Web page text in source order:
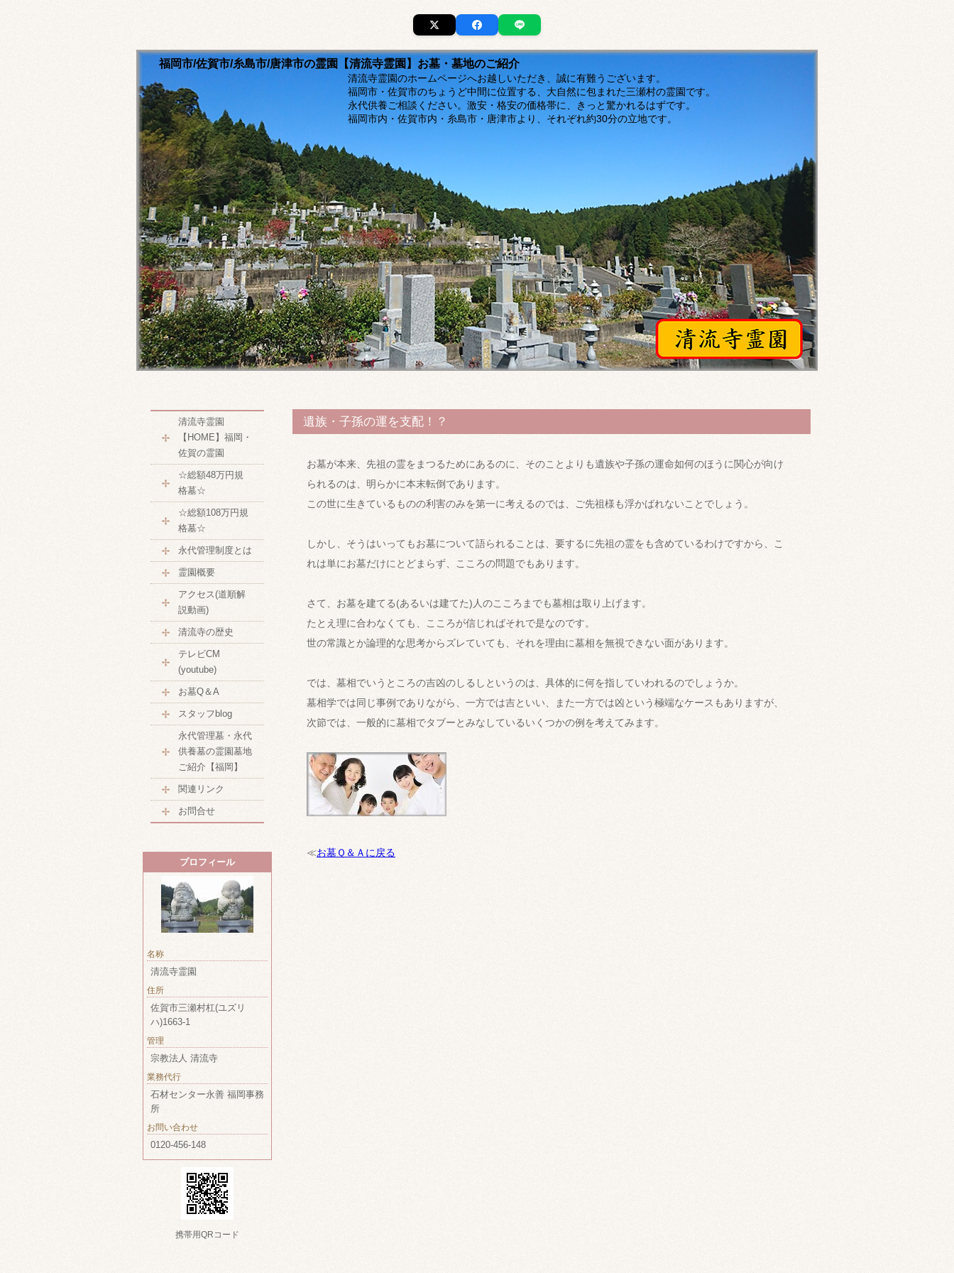
福岡市/佐賀市/糸島市/唐津市の霊園【清流寺霊園】お墓・墓地のご紹介
清流寺霊園のホームページへお越しいただき、誠に有難うございます。
福岡市・佐賀市のちょうど中間に位置する、大自然に包まれた三瀬村の霊園です。
永代供養ご相談ください。激安・格安の価格帯に、きっと驚かれるはずです。
福岡市内・佐賀市内・糸島市・唐津市より、それぞれ約30分の立地です。
遺族・子孫の運を支配！？
お墓が本来、先祖の霊をまつるためにあるのに、そのことよりも遺族や子孫の運命如何のほうに関心が向け
られるのは、明らかに本末転倒であります。
この世に生きているものの利害のみを第一に考えるのでは、ご先祖様も浮かばれないことでしょう。
しかし、そうはいってもお墓について語られることは、要するに先祖の霊をも含めているわけですから、こ
れは単にお墓だけにとどまらず、こころの問題でもあります。
さて、お墓を建てる(あるいは建てた)人のこころまでも墓相は取り上げます。
たとえ理に合わなくても、こころが信じればそれで是なのです。
世の常識とか論理的な思考からズレていても、それを理由に墓相を無視できない面があります。
では、墓相でいうところの吉凶のしるしというのは、具体的に何を指していわれるのでしょうか。
墓相学では同じ事例でありながら、一方では吉といい、また一方では凶という極端なケースもありますが、
次節では、一般的に墓相でタブーとみなしているいくつかの例を考えてみます。
≪お墓Ｑ＆Ａに戻る
清流寺霊園
【HOME】福岡・
佐賀の霊園
☆総額48万円規
格墓☆
☆総額108万円規
格墓☆
永代管理制度とは
霊園概要
アクセス(道順解
説動画)
清流寺の歴史
テレビCM
(youtube)
お墓Q＆A
スタッフblog
永代管理墓・永代
供養墓の霊園墓地
ご紹介【福岡】
関連リンク
お問合せ
プロフィール
名称
清流寺霊園
住所
佐賀市三瀬村杠(ユズリ
ハ)1663-1
管理
宗教法人 清流寺
業務代行
石材センター永善 福岡事務
所
お問い合わせ
0120-456-148
携帯用QRコード